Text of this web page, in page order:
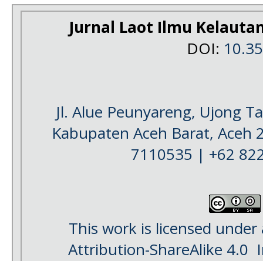
Jurnal Laot Ilmu
DOI:
Jl. Alue Peunyareng, Ujong
Kabupaten Aceh Barat, Aceh
7110535 | +62
This work is licensed
Attribution-ShareAlike 4.0